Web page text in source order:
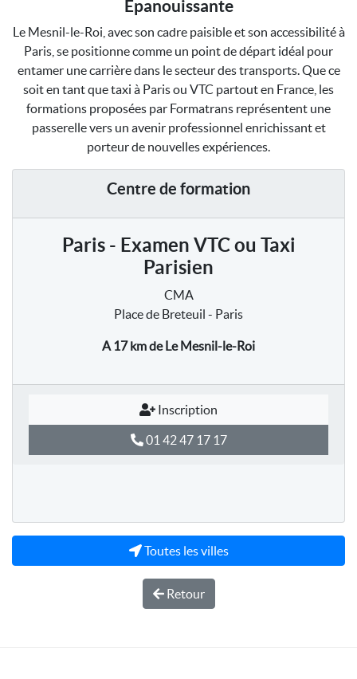
Épanouissante
Le Mesnil-le-Roi, avec son cadre paisible et son accessibilité à
Paris, se positionne comme un point de départ idéal pour
entamer une carrière dans le secteur des transports. Que ce
soit en tant que taxi à Paris ou VTC partout en France, les
formations proposées par Formatrans représentent une
passerelle vers un avenir professionnel enrichissant et
porteur de nouvelles expériences.
Centre de formation
Paris - Examen VTC ou Taxi
Parisien
CMA
Place de Breteuil - Paris
A 17 kmde Le Mesnil-le-Roi
Inscription
01 42 47 17 17
Toutes les villes
Retour